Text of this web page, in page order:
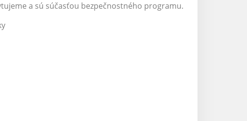
a sú súčasťou bezpečnostného programu.